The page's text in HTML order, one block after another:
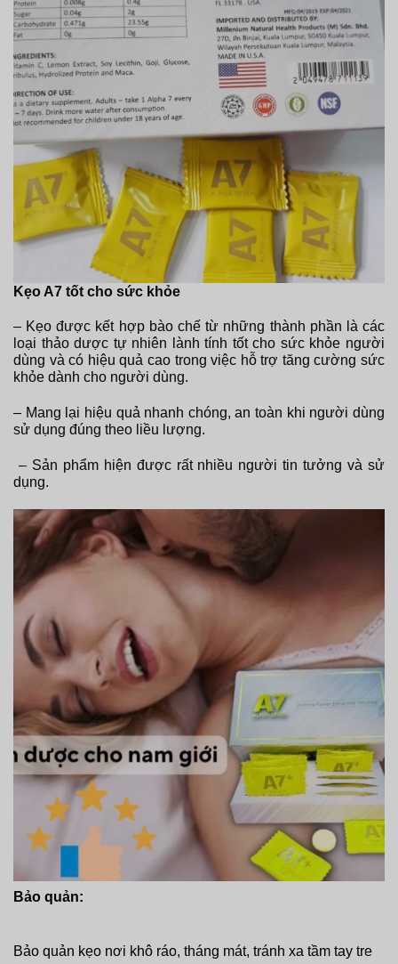
Kẹo A7 tốt cho sức khỏe
– Kẹo được kết hợp bào chế từ những thành phần là các
loại thảo dược tự nhiên lành tính tốt cho sức khỏe người
dùng và có hiệu quả cao trong việc hỗ trợ tăng cường sức
khỏe dành cho người dùng.
– Mang lại hiệu quả nhanh chóng, an toàn khi người dùng
sử dụng đúng theo liều lượng.
– Sản phẩm hiện được rất nhiều người tin tưởng và sử
dụng.
Bảo quản:
Bảo quản kẹo nơi khô ráo, tháng mát, tránh xa tầm tay tre